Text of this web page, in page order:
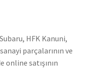
HFK Kanuni,
parçalarının ve
online satışının